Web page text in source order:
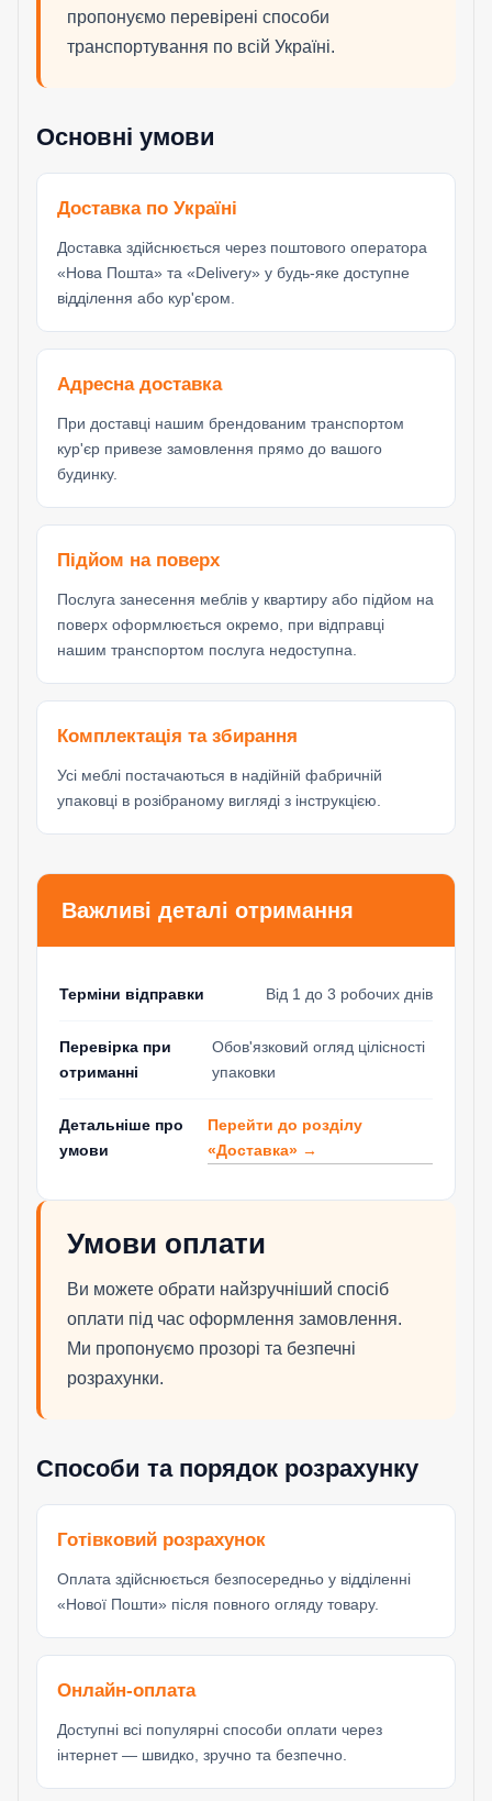
пропонуємо перевірені способи
транспортування по всій Україні.
Основні умови
Доставка по Україні
Доставка здійснюється через поштового оператора
«Нова Пошта» та «Delivery» у будь-яке доступне
відділення або кур'єром.
Адресна доставка
При доставці нашим брендованим транспортом
кур'єр привезе замовлення прямо до вашого
будинку.
Підйом на поверх
Послуга занесення меблів у квартиру або підйом на
поверх оформлюється окремо, при відправці
нашим транспортом послуга недоступна.
Комплектація та збирання
Усі меблі постачаються в надійній фабричній
упаковці в розібраному вигляді з інструкцією.
Важливі деталі отримання
Терміни відправки Від 1 до 3 робочих днів
Перевірка при
отриманні
Обов'язковий огляд цілісності
упаковки
Детальніше про
умови
Перейти до розділу
«Доставка» →
Умови оплати
Ви можете обрати найзручніший спосіб
оплати під час оформлення замовлення.
Ми пропонуємо прозорі та безпечні
розрахунки.
Способи та порядок розрахунку
Готівковий розрахунок
Оплата здійснюється безпосередньо у відділенні
«Нової Пошти» після повного огляду товару.
Онлайн-оплата
Доступні всі популярні способи оплати через
інтернет — швидко, зручно та безпечно.